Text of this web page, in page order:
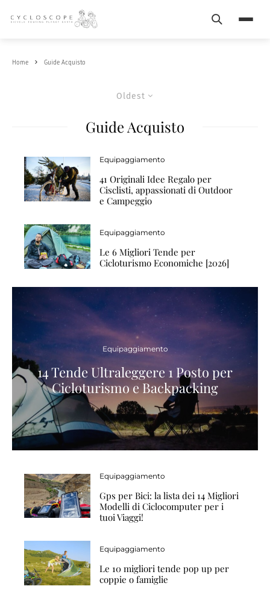
Search
Home Guide Acquisto
Oldest
Guide Acquisto
Equipaggiamento
41 Originali Idee Regalo per
Cisclisti, appassionati di Outdoor
e Campeggio
Equipaggiamento
Le 6 Migliori Tende per
Cicloturismo Economiche [2026]
Equipaggiamento
14 Tende Ultraleggere 1 Posto per
Cicloturismo e Backpacking
Equipaggiamento
Gps per Bici: la lista dei 14 Migliori
Modelli di Ciclocomputer per i
tuoi Viaggi!
Equipaggiamento
Le 10 migliori tende pop up per
coppie o famiglie